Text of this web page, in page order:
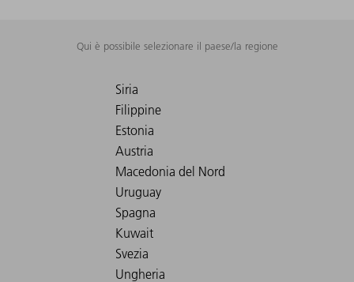
Qui è possibile selezionare il paese/la regione